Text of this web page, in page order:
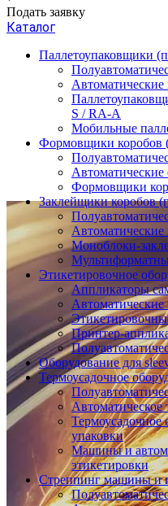
Подать заявку
Каталог
Паллетоупаковщики
S / RA-A
Мобильные
Формовщики коробов
Формовщики
Заклейщики коробов
Моноблоки-
Этикетировочное
Аппликаторы
Принтер-
Оборудование для
Термоусадочное
Автоматическое
Термоусадочное
упаковки
Машины и
этикетировки
Стреппинг машины и